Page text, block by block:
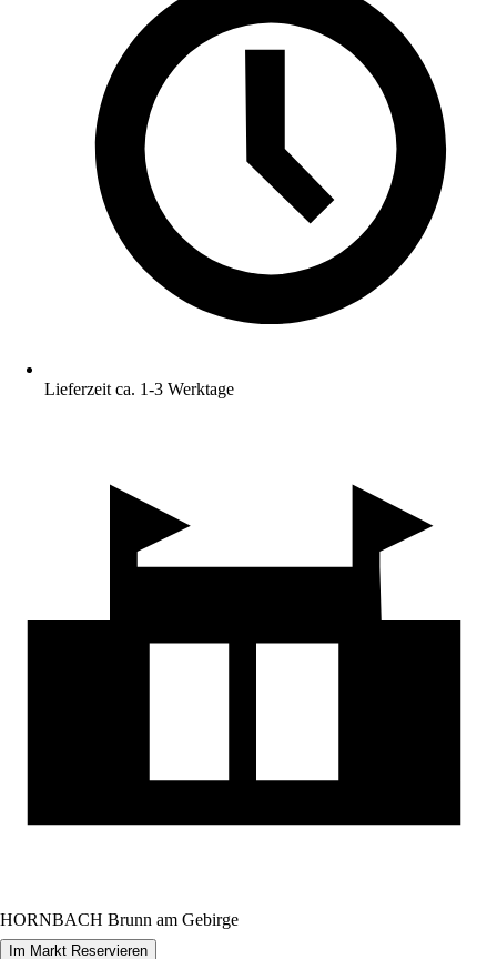
Lieferzeit ca. 1-3 Werktage
HORNBACH Brunn am Gebirge
Im Markt Reservieren